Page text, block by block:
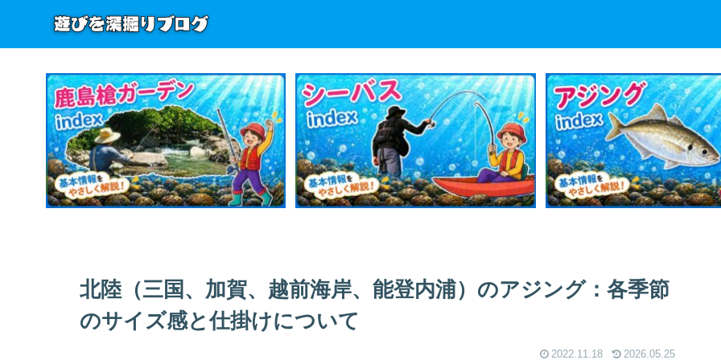
北陸（三国、加賀、越前海岸、能登内浦）のアジング：各季節
のサイズ感と仕掛けについて
2022.11.18 2026.05.25